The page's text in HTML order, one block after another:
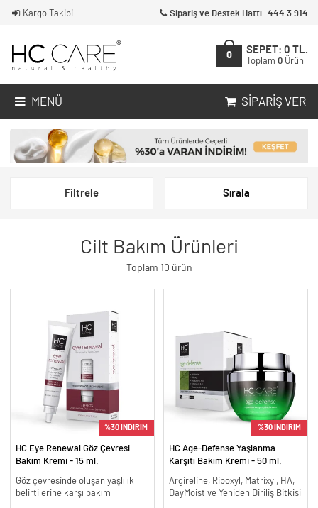
Kargo Takibi Sipariş ve Destek Hattı: 444 3 914
0
SEPET: 0 TL.
Toplam 0 Ürün
MENÜ SIPARIŞ VER
Filtrele Sırala
Cilt Bakım Ürünleri
Toplam 10 ürün
%30 İNDİRİM
HC Eye Renewal Göz Çevresi
Bakım Kremi - 15 ml.
Göz çevresinde oluşan yaşlılık
belirtilerine karşı bakım
%30 İNDİRİM
HC Age-Defense Yaşlanma
Karşıtı Bakım Kremi - 50 ml.
Argireline, Riboxyl, Matrixyl, HA,
DayMoist ve Yeniden Diriliş Bitkisi